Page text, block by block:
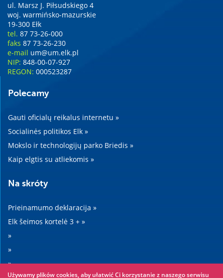
ul. Marsz J. Piłsudskiego 4
woj. warmińsko-mazurskie
19-300 Ełk
tel. 87 73-26-000
faks 87 73-26-230
e-mail um@um.elk.pl
NIP: 848-00-07-927
REGON: 000523287
Polecamy
Gauti oficialų reikalus internetu »
Socialinės politikos Elk »
Mokslo ir technologijų parko Briedis »
Kaip elgtis su atliekomis »
Na skróty
Prieinamumo deklaracija »
Elk šeimos kortelė 3 + »
»
»
»
Używamy plików cookies, aby ułatwić Ci korzystanie z naszego serwisu